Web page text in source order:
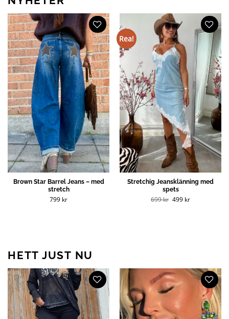
Brown Star Barrel Jeans – med
stretch
799 kr
Rea!
Stretchig Jeansklänning med
spets
699kr Det
ursprungliga
499 krDet
HETT JUST NU